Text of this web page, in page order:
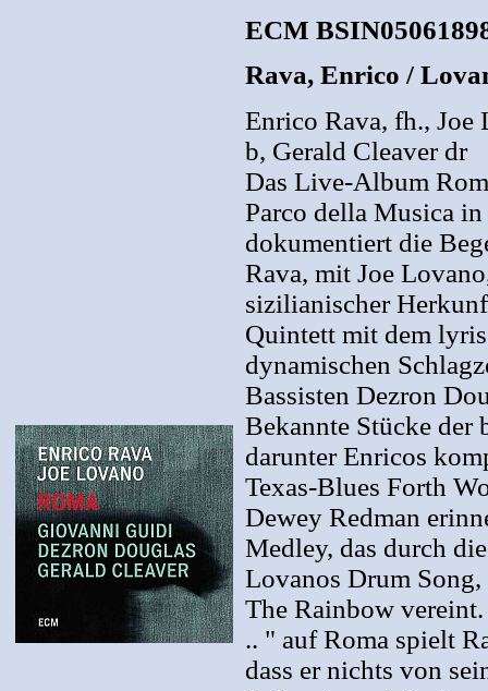
ECM
Rava, Enrico /
Enrico Rava, fh.,
b, Gerald Cleaver dr
Das Live-Album
Parco della Musica
dokumentiert die
Rava, mit Joe
sizilianischer
Quintett mit dem
dynamischen
Bassisten Dezron
Bekannte Stücke der
darunter Enricos
Texas-Blues Forth
Dewey Redman
Medley, das durch
Lovanos Drum
The Rainbow vereint.
.. " auf Roma spielt
dass er nichts von